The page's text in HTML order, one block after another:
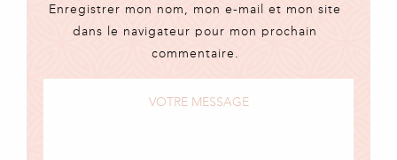
Enregistrer mon nom, mon e-mail et mon site
dans le navigateur pour mon prochain
commentaire.